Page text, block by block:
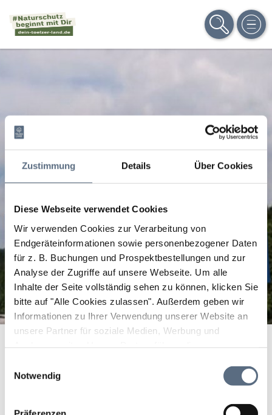
Zustimmung Details Über Cookies
Diese Webseite verwendet Cookies
Wir verwenden Cookies zur Verarbeitung von
Endgeräteinformationen sowie personenbezogener Daten
für z. B. Buchungen und Prospektbestellungen und zur
Analyse der Zugriffe auf unsere Webseite. Um alle
Inhalte der Seite vollständig sehen zu können, klicken Sie
bitte auf "Alle Cookies zulassen". Außerdem geben wir
Informationen zu Ihrer Verwendung unserer Website an
unsere Partner für soziale Medien, Werbung und
zusammen, die Sie ihnen bereitgestellt haben oder die
sie im Rahmen Ihrer Nutzung der Dienste gesammelt
Notwendig
SUCHE MENÜ
Bitte akzeptieren Sie den Einsatz aller Cookies, um den
Inhalt dieser Seite sehen zu können.